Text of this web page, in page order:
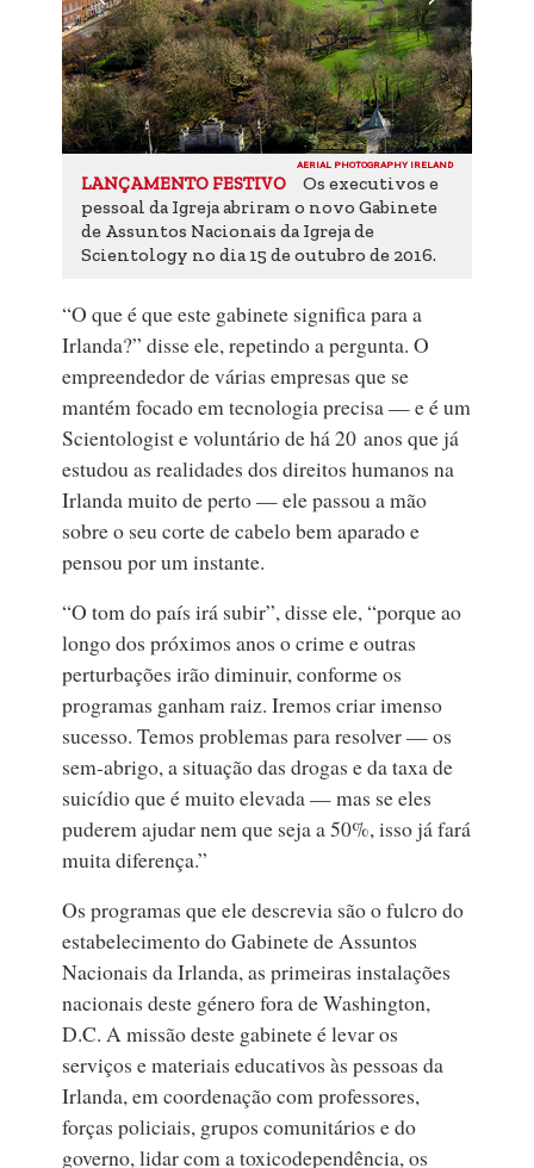
AERIAL PHOTOGRAPHY IRELAND
LANÇAMENTO FESTIVO
Os executivos e
pessoal da Igreja abriram o novo Gabinete
de Assuntos Nacionais da Igreja de
Scientology no dia 15 de outubro de 2016.
“O que é que este gabinete significa para a
Irlanda?” disse ele, repetindo a pergunta. O
empreendedor de várias empresas que se
mantém focado em tecnologia precisa — e é um
Scientologist e voluntário de há 20 anos que já
estudou as realidades dos direitos humanos na
Irlanda muito de perto — ele passou a mão
sobre o seu corte de cabelo bem aparado e
pensou por um instante.
“O tom do país irá subir”, disse ele, “porque ao
longo dos próximos anos o crime e outras
perturbações irão diminuir, conforme os
programas ganham raiz. Iremos criar imenso
sucesso. Temos problemas para resolver — os
sem‑abrigo, a situação das drogas e da taxa de
suicídio que é muito elevada — mas se eles
puderem ajudar nem que seja a 50%, isso já fará
muita diferença.”
Os programas que ele descrevia são o fulcro do
estabelecimento do Gabinete de Assuntos
Nacionais da Irlanda, as primeiras instalações
nacionais deste género fora de Washington,
D.C. A missão deste gabinete é levar os
serviços e materiais educativos às pessoas da
Irlanda, em coordenação com professores,
forças policiais, grupos comunitários e do
governo, lidar com a toxicodependência, os